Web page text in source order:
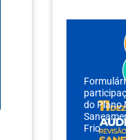
do Plano
Frio